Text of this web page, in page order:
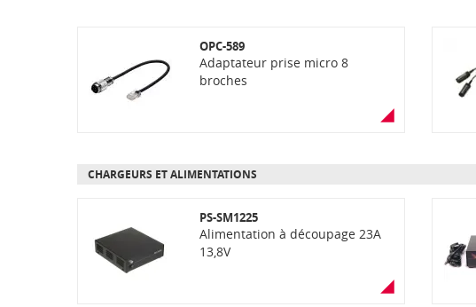
OPC-589
Adaptateur prise micro 8
broches
CHARGEURS ET ALIMENTATIONS
PS-SM1225
Alimentation à découpage 23A
13,8V